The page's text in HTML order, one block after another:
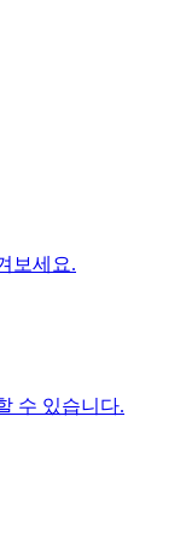
보세요.
수 있습니다.